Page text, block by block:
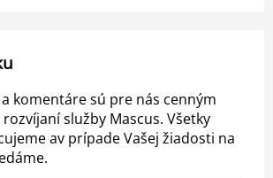
komentáre sú pre nás cenným
služby Mascus. Všetky
av prípade Vašej žiadosti na